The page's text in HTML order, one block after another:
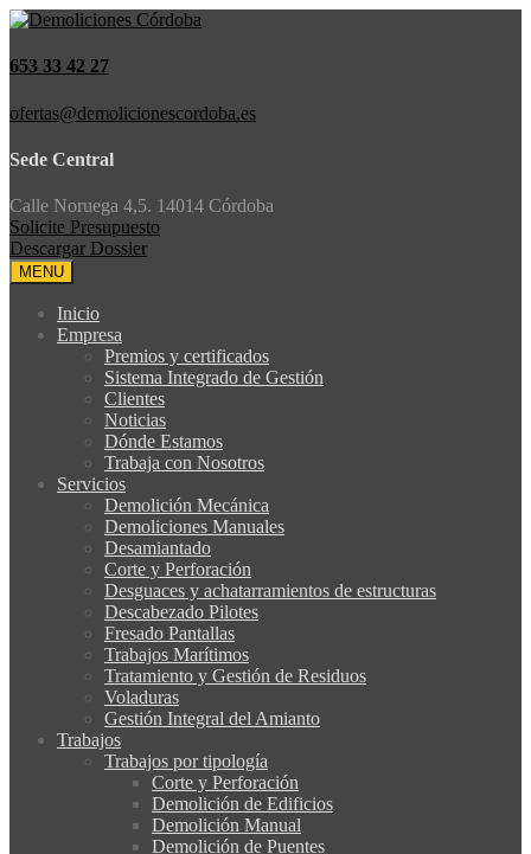
653 33 42 27
ofertas@demolicionescordoba.es
Sede Central
Calle Noruega 4,5. 14014 Córdoba
Solicite Presupuesto
Descargar Dossier
MENU
Inicio
Empresa
Premios y certificados
Sistema Integrado de Gestión
Clientes
Noticias
Dónde Estamos
Trabaja con Nosotros
Servicios
Demolición Mecánica
Demoliciones Manuales
Desamiantado
Corte y Perforación
Desguaces y achatarramientos de estructuras
Descabezado Pilotes
Fresado Pantallas
Trabajos Marítimos
Tratamiento y Gestión de Residuos
Voladuras
Gestión Integral del Amianto
Trabajos
Trabajos por tipología
Corte y Perforación
Demolición de Edificios
Demolición Manual
Demolición de Puentes